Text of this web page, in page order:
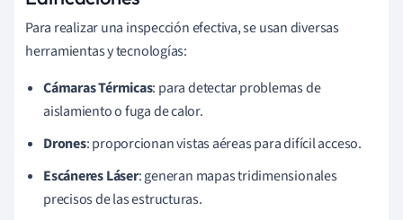
Para realizar una inspección efectiva, se usan diversas
herramientas y tecnologías:
Cámaras Térmicas: para detectar problemas de
aislamiento o fuga de calor.
Drones: proporcionan vistas aéreas para difícil acceso.
Escáneres Láser: generan mapas tridimensionales
precisos de las estructuras.